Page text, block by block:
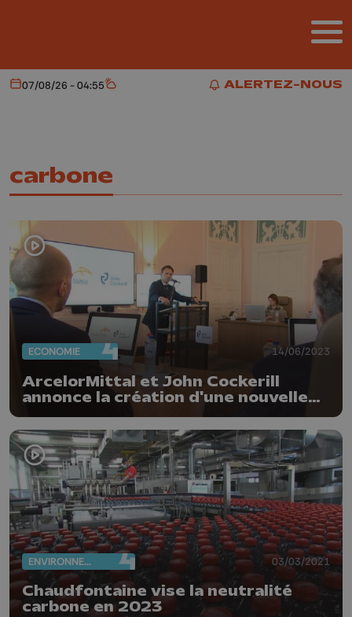
ALERTEZ-NOUS
ALERTEZ-NOUS
Aujourd'hui
07/08/26 - 04:55 Météo
carbone
ECONOMIE 14/06/2023
ArcelorMittal et John Cockerill
annonce la création d'une nouvelle
usine inédite
ENVIRONNEMENT 03/03/2021
Chaudfontaine vise la neutralité
carbone en 2023